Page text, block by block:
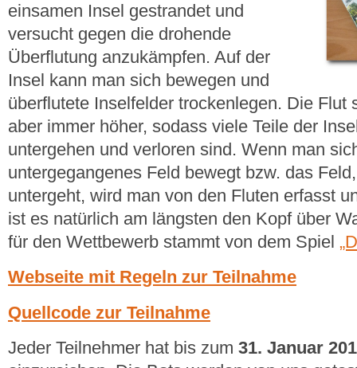
einsamen Insel gestrandet und
versucht gegen die drohende
Überflutung anzukämpfen. Auf der
Insel kann man sich bewegen und
überflutete Inselfelder trockenlegen. Die Flut
aber immer höher, sodass viele Teile der
untergehen und verloren sind. Wenn man
untergegangenes Feld bewegt bzw. das
untergeht, wird man von den Fluten erfasst
ist es natürlich am längsten den Kopf über
für den Wettbewerb stammt von dem Spiel
Webseite mit Regeln zur Teilnahme
Quellcode zur Teilnahme
Jeder Teilnehmer hat bis zum 31. Januar